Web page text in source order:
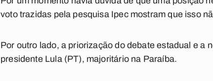
voto trazidas pela pesquisa Ipec mostram que isso
Por outro lado, a priorização do debate estadual e a
presidente Lula (PT), majoritário na Paraíba.